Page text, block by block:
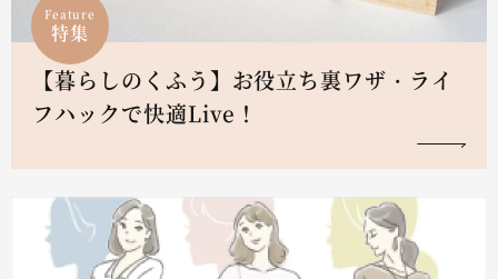
Feature
特集
【暮らしのくふう】お役立ち裏ワザ・ライ
フハックで快適Live！